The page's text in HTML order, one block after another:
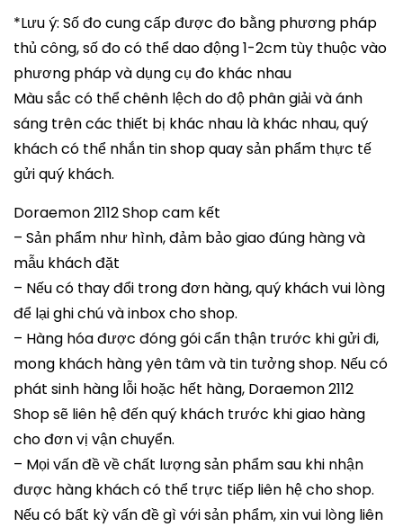
*Lưu ý: Số đo cung cấp được đo bằng phương pháp
thủ công, số đo có thể dao động 1-2cm tùy thuộc vào
phương pháp và dụng cụ đo khác nhau
Màu sắc có thể chênh lệch do độ phân giải và ánh
sáng trên các thiết bị khác nhau là khác nhau, quý
khách có thể nhắn tin shop quay sản phẩm thực tế
gửi quý khách.
Doraemon 2112 Shop cam kết
– Sản phẩm như hình, đảm bảo giao đúng hàng và
mẫu khách đặt
– Nếu có thay đổi trong đơn hàng, quý khách vui lòng
để lại ghi chú và inbox cho shop.
– Hàng hóa được đóng gói cẩn thận trước khi gửi đi,
mong khách hàng yên tâm và tin tưởng shop. Nếu có
phát sinh hàng lỗi hoặc hết hàng, Doraemon 2112
Shop sẽ liên hệ đến quý khách trước khi giao hàng
cho đơn vị vận chuyển.
– Mọi vấn đề về chất lượng sản phẩm sau khi nhận
được hàng khách có thể trực tiếp liên hệ cho shop.
Nếu có bất kỳ vấn đề gì với sản phẩm, xin vui lòng liên